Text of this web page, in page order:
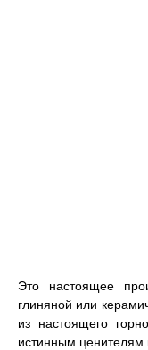
Это настоящее
глиняной или
из настоящего
истинным ценителям